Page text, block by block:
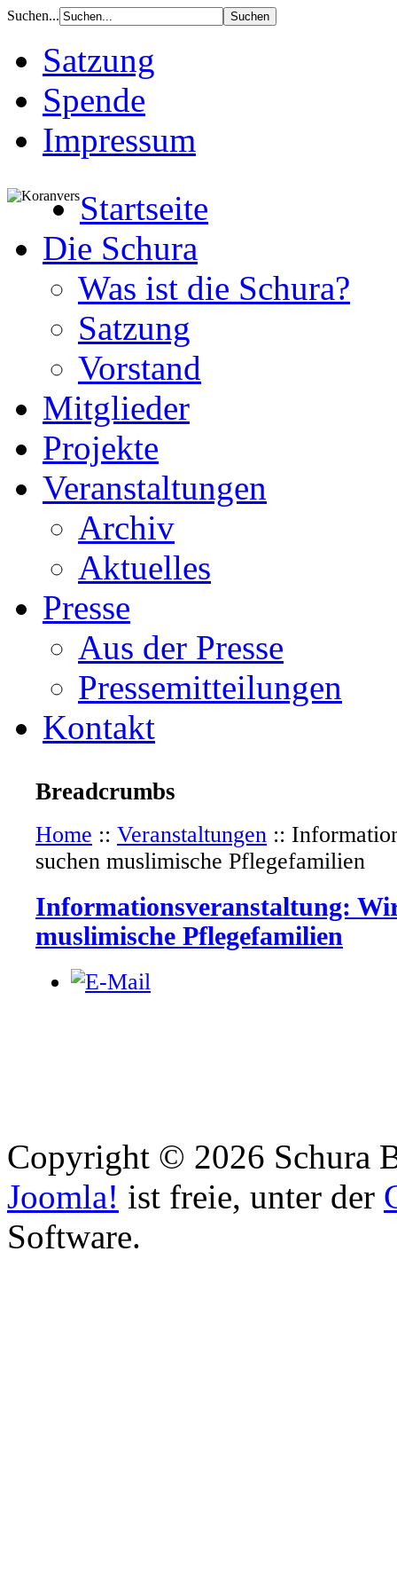
Suchen...
Satzung
Spende
Impressum
Startseite
Die Schura
Was ist die Schura?
Satzung
Vorstand
Mitglieder
Projekte
Veranstaltungen
Archiv
Aktuelles
Presse
Aus der Presse
Pressemitteilungen
Kontakt
Breadcrumbs
Home :: Veranstaltungen ::
suchen muslimische Pflegefamilien
Informationsveranstaltung:
muslimische Pflegefamilien
Copyright © 2026 Schura
Joomla! ist freie, unter der
Software.